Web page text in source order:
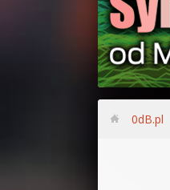
0dB.pl